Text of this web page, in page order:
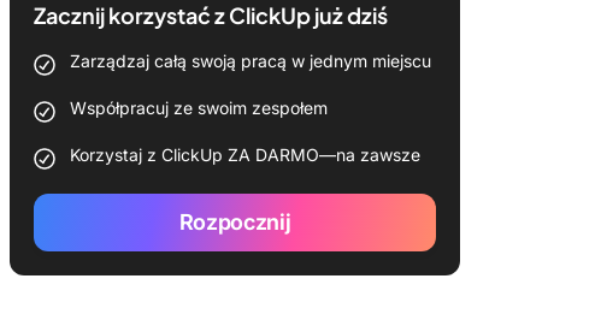
Zacznij korzystać z ClickUp już dziś
Zarządzaj całą swoją pracą w jednym miejscu
Współpracuj ze swoim zespołem
Korzystaj z ClickUp ZA DARMO—na zawsze
Rozpocznij